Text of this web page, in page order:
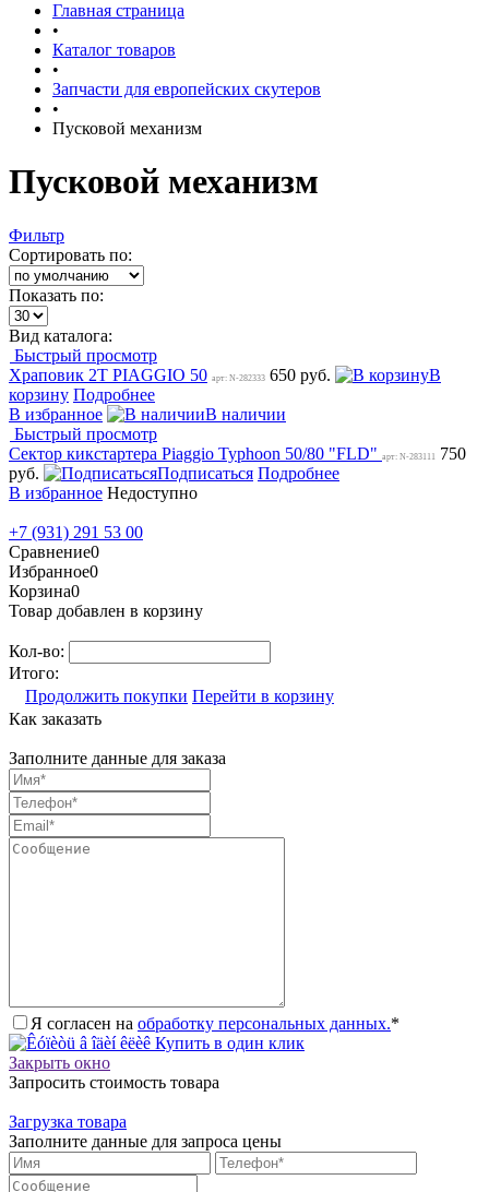
Главная страница
•
Каталог товаров
•
Запчасти для европейских скутеров
•
Пусковой механизм
Пусковой механизм
Фильтр
Сортировать по:
Показать по:
Вид каталога:
Быстрый просмотр
Храповик 2T PIAGGIO 50 арт: N-282333 650 руб.
В
корзину Подробнее
В избранное
В наличии
Быстрый просмотр
Сектор кикстартера Piaggio Typhoon 50/80 "FLD" арт: N-283111 750
руб.
Подписаться Подробнее
В избранное Недоступно
+7 (931) 291 53 00
Сравнение0
Избранное0
Корзина0
Товар добавлен в корзину
Кол-во:
Итого:
Продолжить покупки Перейти в корзину
Как заказать
Заполните данные для заказа
Я согласен на обработку персональных данных.*
Купить в один клик
Закрыть окно
Запросить стоимость товара
Загрузка товара
Заполните данные для запроса цены